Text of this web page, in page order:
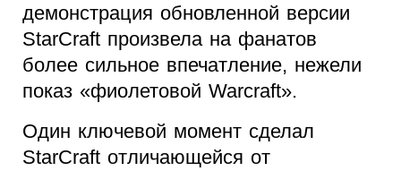
демонстрация обновленной версии
StarCraft произвела на фанатов
более сильное впечатление, нежели
показ «фиолетовой Warcraft».
Один ключевой момент сделал
StarCraft отличающейся от